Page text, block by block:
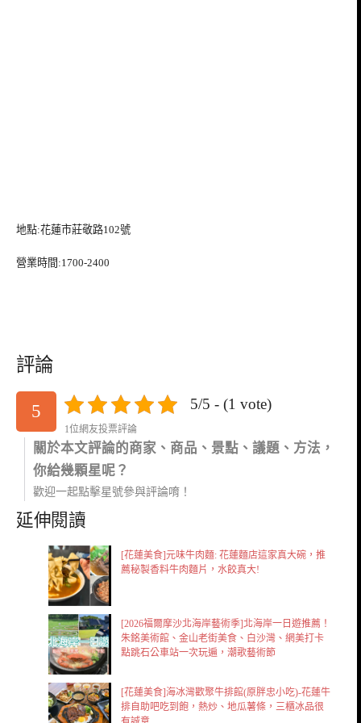
地點:花蓮市莊敬路102號
營業時間:1700-2400
評論
5 5/5 - (1 vote)
1位網友投票評論
關於本文評論的商家、商品、景點、議題、方法，
你給幾顆星呢？
歡迎一起點擊星號參與評論唷！
延伸閱讀
[花蓮美食]元味牛肉麵: 花蓮麵店這家真大碗，推
薦秘製香料牛肉麵片，水餃真大!
[2026福爾摩沙北海岸藝術季]北海岸一日遊推薦！
朱銘美術館、金山老街美食、白沙灣、網美打卡
點跳石公車站一次玩遍，潮歌藝術節
[花蓮美食]海冰灣歡聚牛排館(原胖忠小吃)-花蓮牛
排自助吧吃到飽，熱炒、地瓜薯條，三櫃冰品很